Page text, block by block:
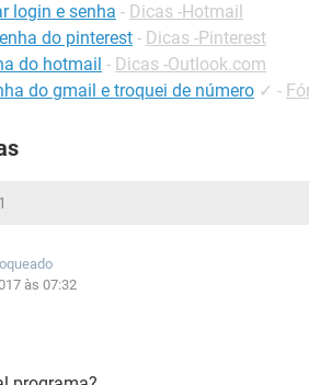
login e senha - Dicas -Hotmail
do pinterest - Dicas -Pinterest
do hotmail - Dicas -Outlook.com
do gmail e troquei de número ✓ -
às 07:32